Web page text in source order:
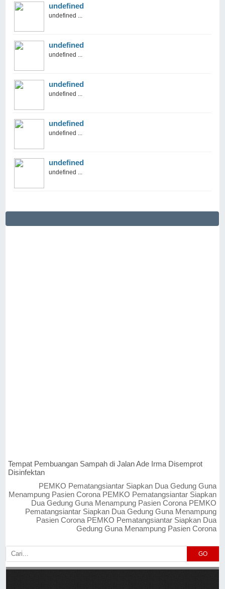
undefined
undefined ...
undefined
undefined ...
undefined
undefined ...
undefined
undefined ...
undefined
undefined ...
Tempat Pembuangan Sampah di Jalan Ade Irma Disemprot
Disinfektan
PEMKO Pematangsiantar Siapkan Dua Gedung Guna
Menampung Pasien Corona PEMKO Pematangsiantar Siapkan
Dua Gedung Guna Menampung Pasien Corona PEMKO
Pematangsiantar Siapkan Dua Gedung Guna Menampung
Pasien Corona PEMKO Pematangsiantar Siapkan Dua
Gedung Guna Menampung Pasien Corona
GO